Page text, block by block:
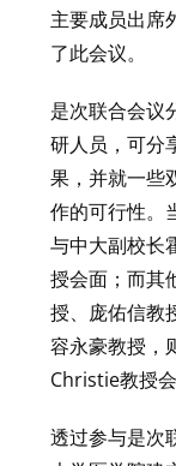
主要成员出席
了此会议。
是次联合会议
研人员，可分
果，并就一些
作的可行性。
与中大副校长
授会面；而其
授、庞佑信教
容永豪教授，
Christie教授会
透过参与是次